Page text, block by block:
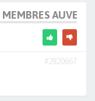
#2820667